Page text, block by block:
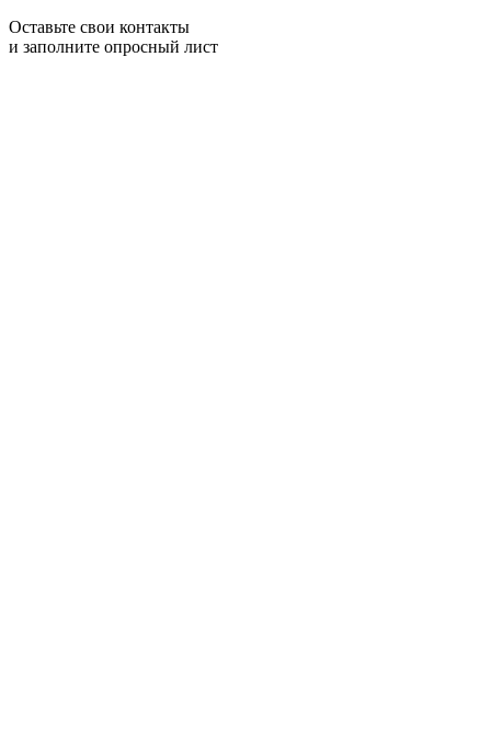
Оставьте свои контакты
и заполните опросный лист